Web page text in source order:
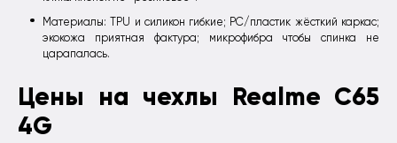
Материалы: TPU и силикон гибкие; PC/пластик жёсткий каркас;
экокожа приятная фактура; микрофибра чтобы спинка не
царапалась.
Цены на чехлы Realme C65
4G